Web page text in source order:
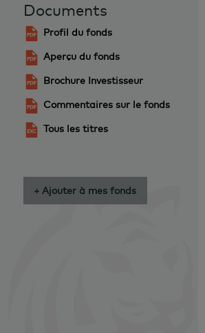
Documents
Profil du fonds
Aperçu du fonds
Brochure Investisseur
Commentaires sur le fonds
Tous les titres
+ Ajouter à mes fonds